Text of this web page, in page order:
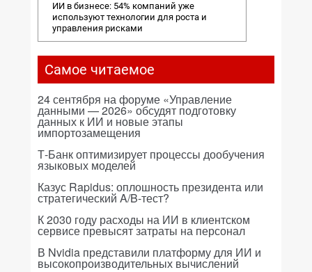
ИИ в бизнесе: 54% компаний уже
используют технологии для роста и
управления рисками
Самое читаемое
24 сентября на форуме «Управление
данными — 2026» обсудят подготовку
данных к ИИ и новые этапы
импортозамещения
Т-Банк оптимизирует процессы дообучения
языковых моделей
Казус Rapidus: оплошность президента или
стратегический A/B-тест?
К 2030 году расходы на ИИ в клиентском
сервисе превысят затраты на персонал
В Nvidia представили платформу для ИИ и
высокопроизводительных вычислений